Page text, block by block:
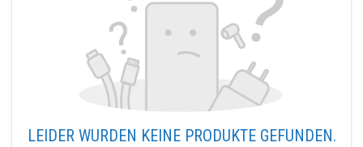
LEIDER WURDEN KEINE PRODUKTE GEFUNDEN.